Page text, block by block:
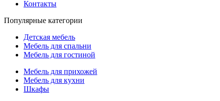
Контакты
Популярные категории
Детская мебель
Мебель для спальни
Мебель для гостиной
Мебель для прихожей
Мебель для кухни
Шкафы